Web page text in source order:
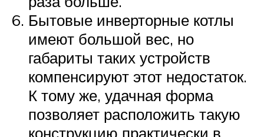
Бытовые инверторные котлы
имеют большой вес, но
габариты таких устройств
компенсируют этот недостаток.
К тому же, удачная форма
позволяет расположить такую
конструкцию практически в